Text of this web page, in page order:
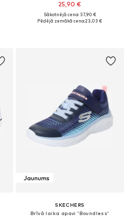
25,90 €
Sākotnējā cena: 37,90 €
Pēdējā zemākā cena:23,03 €
Jaunums
SKECHERS
Brīvā laika apavi 'Boundless'